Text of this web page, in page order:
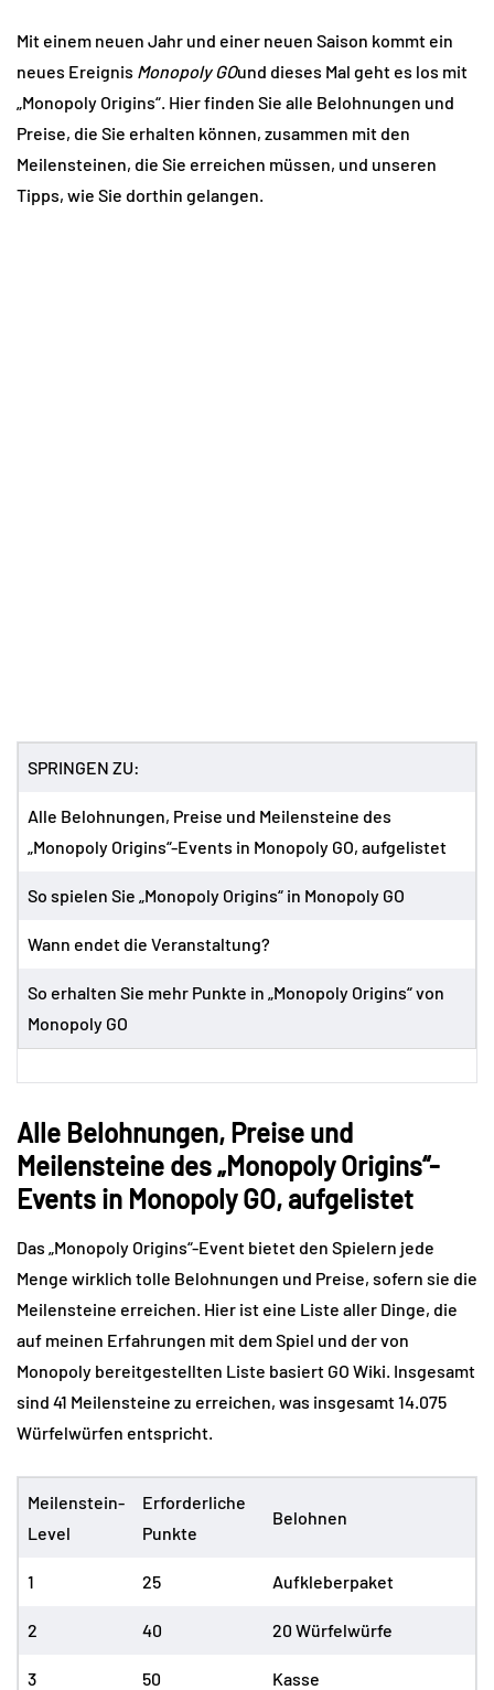
Mit einem neuen Jahr und einer neuen Saison kommt ein
neues Ereignis Monopoly GOund dieses Mal geht es los mit
„Monopoly Origins“. Hier finden Sie alle Belohnungen und
Preise, die Sie erhalten können, zusammen mit den
Meilensteinen, die Sie erreichen müssen, und unseren
Tipps, wie Sie dorthin gelangen.
SPRINGEN ZU:
Alle Belohnungen, Preise und Meilensteine ​​des
„Monopoly Origins“-Events in Monopoly GO, aufgelistet
So spielen Sie „Monopoly Origins“ in Monopoly GO
Wann endet die Veranstaltung?
So erhalten Sie mehr Punkte in „Monopoly Origins“ von
Monopoly GO
Alle Belohnungen, Preise und
Meilensteine ​​des „Monopoly Origins“-
Events in Monopoly GO, aufgelistet
Das „Monopoly Origins“-Event bietet den Spielern jede
Menge wirklich tolle Belohnungen und Preise, sofern sie die
Meilensteine ​​erreichen. Hier ist eine Liste aller Dinge, die
auf meinen Erfahrungen mit dem Spiel und der von
Monopoly bereitgestellten Liste basiert GO Wiki. Insgesamt
sind 41 Meilensteine ​​zu erreichen, was insgesamt 14.075
Würfelwürfen entspricht.
Meilenstein-
Level
Erforderliche
Punkte
Belohnen
1 25 Aufkleberpaket
2 40 20 Würfelwürfe
3 50 Kasse